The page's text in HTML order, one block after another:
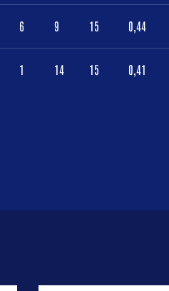
6 9 15 0,44
1 14 15 0,41